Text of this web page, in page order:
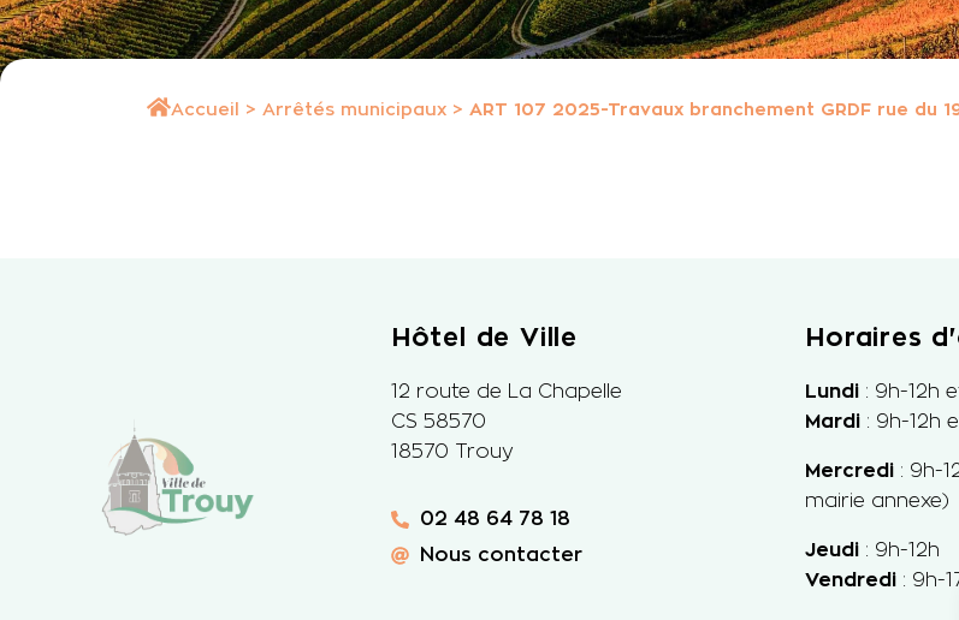
Accueil > Arrêtés municipaux > ART 107 2025-Travaux branchement GRDF rue du
Hôtel de Ville
12 route de La Chapelle
CS 58570
18570 Trouy
02 48 64 78 18
Nous contacter
Horaires
Lundi : 9h-12h
Mardi : 9h-12h
Mercredi : 9h-
mairie annexe)
Jeudi : 9h-12h
Vendredi : 9h-